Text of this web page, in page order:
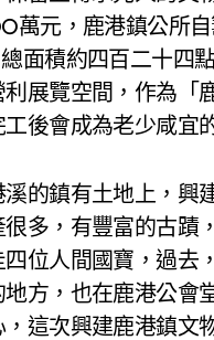
萬元，鹿港鎮公所
面積約四百二十四
展覽空間，作為「
後會成為老少咸宜
的鎮有土地上，興
多，有豐富的古蹟
位人間國寶，過去
方，也在鹿港公會
這次興建鹿港鎮文